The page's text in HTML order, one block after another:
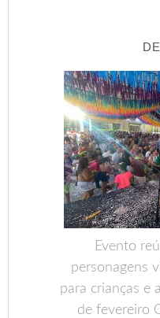
Evento
personagens
para crianças e
de fevereiro